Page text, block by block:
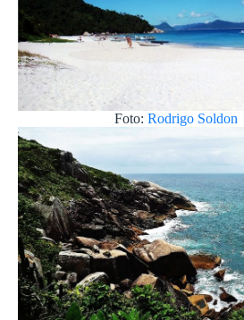
Foto:Rodrigo Soldon